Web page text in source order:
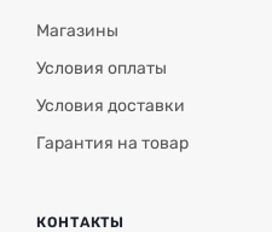
Магазины
Условия оплаты
Условия доставки
Гарантия на товар
КОНТАКТЫ